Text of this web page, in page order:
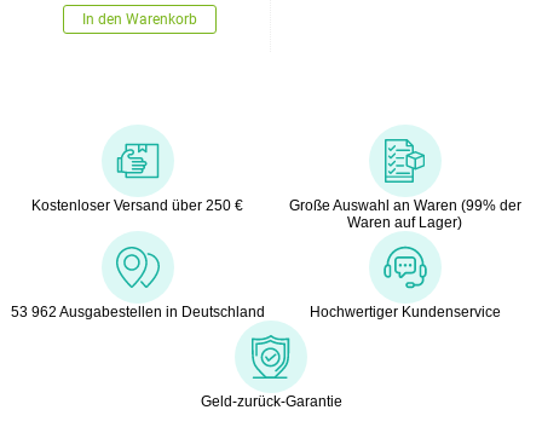
In den Warenkorb
Kostenloser Versand über 250 €
Große Auswahl an Waren (99% der
Waren auf Lager)
53 962 Ausgabestellen in Deutschland Hochwertiger Kundenservice
Geld-zurück-Garantie